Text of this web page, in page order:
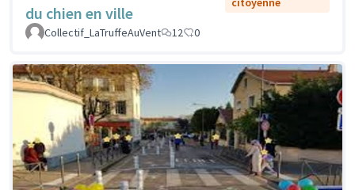
du chien en ville
Collectif_LaTruffeAuVent 12 0